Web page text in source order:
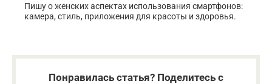
Пишу о женских аспектах использования смартфонов:
камера, стиль, приложения для красоты и здоровья.
Понравилась статья? Поделитесь с